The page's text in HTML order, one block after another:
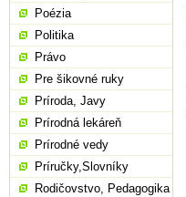
Poézia
Politika
Právo
Pre šikovné ruky
Príroda, Javy
Prírodná lekáreň
Prírodné vedy
Príručky,Slovníky
Rodičovstvo, Pedagogika